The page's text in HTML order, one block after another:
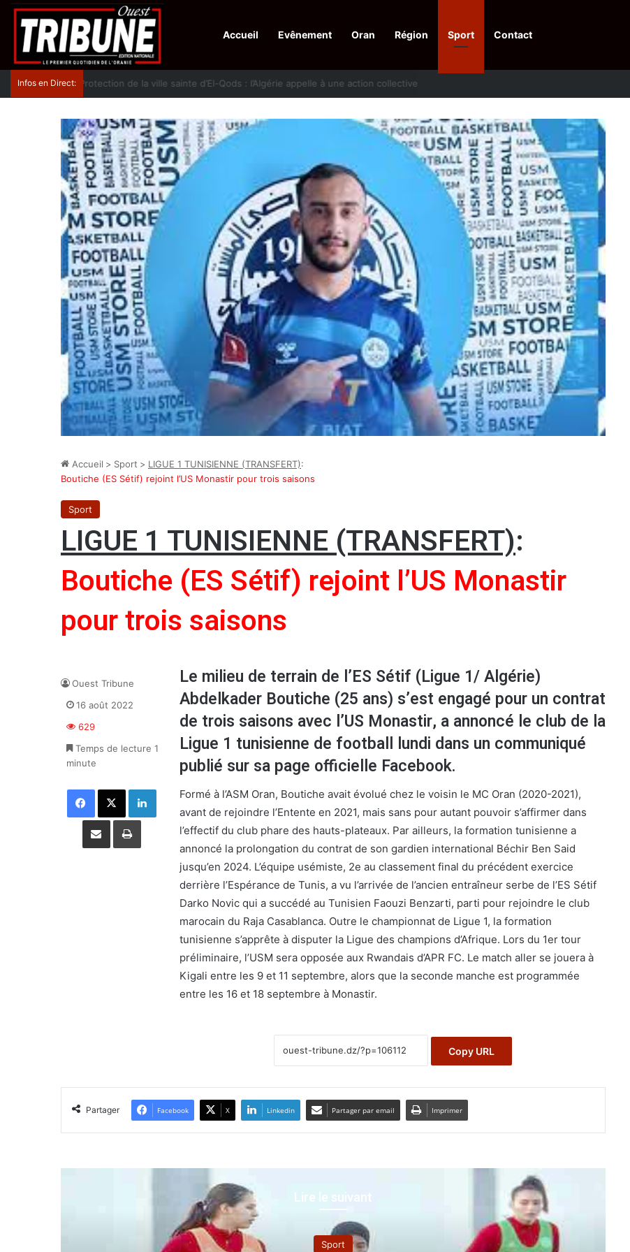
Accueil Evênement Oran Région Sport Contact
Infos en Direct: Protection de la ville sainte d’El-Qods : l’Algérie appelle à une action collective
Accueil > Sport > LIGUE 1 TUNISIENNE (TRANSFERT):
Boutiche (ES Sétif) rejoint l’US Monastir pour trois saisons
Sport
LIGUE 1 TUNISIENNE (TRANSFERT):
Boutiche (ES Sétif) rejoint l’US Monastir
pour trois saisons
Le milieu de terrain de l’ES Sétif (Ligue 1/ Algérie)
Abdelkader Boutiche (25 ans) s’est engagé pour un contrat
de trois saisons avec l’US Monastir, a annoncé le club de la
Ligue 1 tunisienne de football lundi dans un communiqué
publié sur sa page officielle Facebook.
Formé à l’ASM Oran, Boutiche avait évolué chez le voisin le MC Oran (2020-2021),
avant de rejoindre l’Entente en 2021, mais sans pour autant pouvoir s’affirmer dans
l’effectif du club phare des hauts-plateaux. Par ailleurs, la formation tunisienne a
annoncé la prolongation du contrat de son gardien international Béchir Ben Said
jusqu’en 2024. L’équipe usémiste, 2e au classement final du précédent exercice
derrière l’Espérance de Tunis, a vu l’arrivée de l’ancien entraîneur serbe de l’ES Sétif
Darko Novic qui a succédé au Tunisien Faouzi Benzarti, parti pour rejoindre le club
marocain du Raja Casablanca. Outre le championnat de Ligue 1, la formation
tunisienne s’apprête à disputer la Ligue des champions d’Afrique. Lors du 1er tour
préliminaire, l’USM sera opposée aux Rwandais d’APR FC. Le match aller se jouera à
Kigali entre les 9 et 11 septembre, alors que la seconde manche est programmée
entre les 16 et 18 septembre à Monastir.
Copy URL
Ouest Tribune
16 août 2022
629
Temps de lecture 1
minute
Facebook X Linkedin
Partager par email Imprimer
Partager Facebook X Linkedin Partager par email Imprimer
Lire le suivant